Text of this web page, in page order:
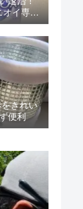
イ専用
ワーで完
きれい
便利